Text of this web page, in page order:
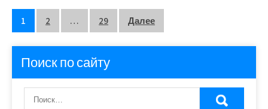
Пагинация
записей
1 2 … 29 Далее
Поиск по сайту